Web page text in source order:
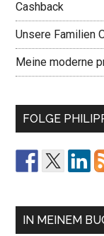
Cashback
Unsere Familien
Meine moderne
FOLGE
IN MEINEM